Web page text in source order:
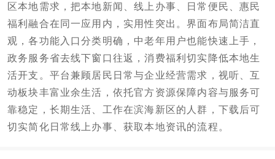
区本地需求，把本地新闻、线上办事、日常便民、惠民
福利融合在同一应用内，实用性突出。界面布局简洁直
观，各功能入口分类明确，中老年用户也能快速上手，
政务服务省去线下窗口往返，消费福利切实降低本地生
活开支。平台兼顾居民日常与企业经营需求，视听、互
动板块丰富业余生活，依托官方资源保障内容与服务可
靠稳定，长期生活、工作在滨海新区的人群，下载后可
切实简化日常线上办事、获取本地资讯的流程。